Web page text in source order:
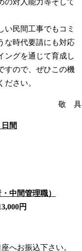
の対人能力等そして
民間工事でもコミ
な時代要請にも対応
ングを通じて育成し
すので、ぜひこの機
さい。
敬 具
間
中間管理職）
円
へお振込下さい。